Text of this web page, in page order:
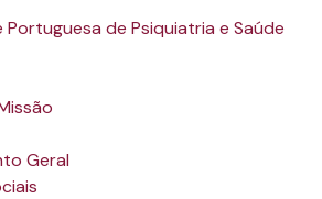
Geral